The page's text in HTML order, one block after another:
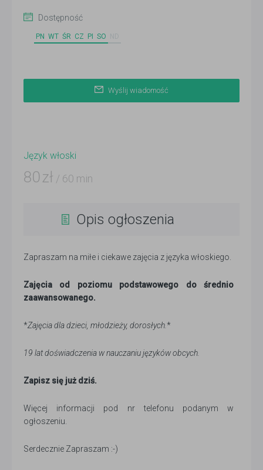
Dostępność
PN WT ŚR CZ PI SO
Wyślij wiadomość
Język włoski
80 zł / 60 min
Opis ogłoszenia
Zapraszam na miłe i ciekawe zajęcia z języka włoskiego.
Zajęcia od poziomu podstawowego do średnio
zaawansowanego.
*Zajęcia dla dzieci, młodzieży, dorosłych.*
19 lat doświadczenia w nauczaniu języków obcych.
Zapisz się już dziś.
Więcej informacji pod nr telefonu podanym w
ogłoszeniu.
Serdecznie Zapraszam :-)